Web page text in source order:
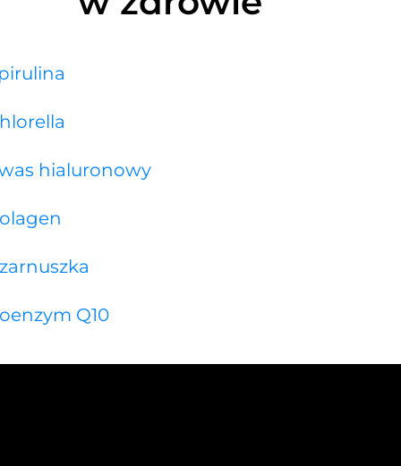
hialuronowy
Q10